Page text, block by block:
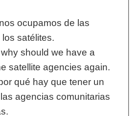
ocupamos de las
satélites.
should we have a
satellite agencies again.
qué hay que tener un
agencias comunitarias